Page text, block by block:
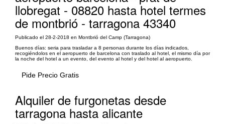
llobregat - 08820 hasta hotel termes
de montbrió - tarragona 43340
Publicado el 28-2-2018 en Montbrió del Camp (Tarragona)
Buenos días: seria para trasladar a 8 personas durante los días indicados,
recogiéndolos en el aeropuerto de barcelona con traslado al hotel, el mismo día por
la noche del hotel a un evento, del evento al hotel y del hotel al aeropuerto.
Pide Precio Gratis
Alquiler de furgonetas desde
tarragona hasta alicante